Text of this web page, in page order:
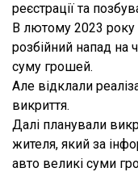
реєстрації та
В лютому 2023 року
розбійний напад на
суму грошей.
Але відклали
викриття.
Далі планували
жителя, який за
авто великі суми